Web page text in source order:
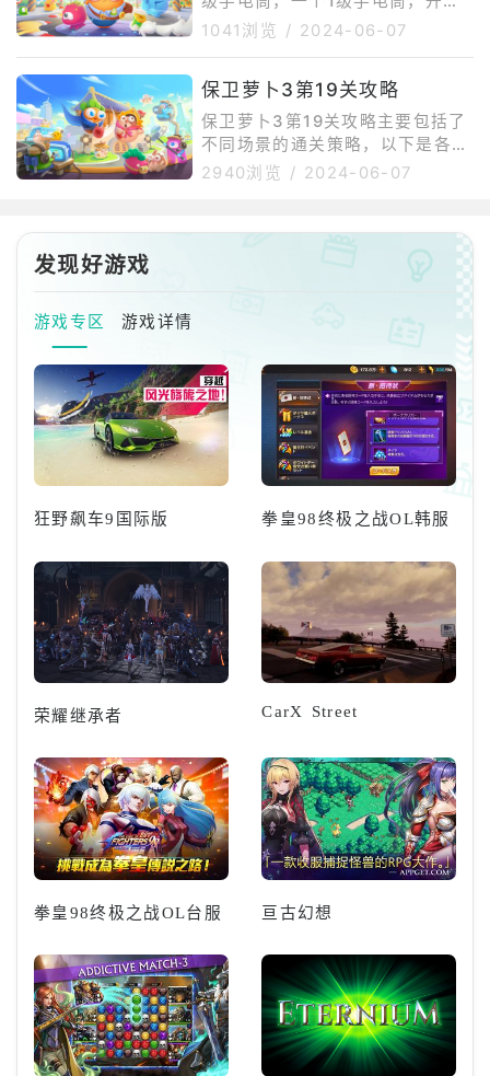
此合理利用蘑菇可以快速积累金
币。蘑菇的攻击速度较慢，但可以
通过密集布置来提高效率。魔法球
和火箭炮的布置：魔法球和火箭炮
是有效的攻击手段，可以迅速清除
障碍物并赚
疯狂的清理的障碍即可。2、前面
清理掉障碍，为炮塔挪位置。主要
还是放章鱼和雪花，让两者配合。
4、最终中间布局的雪花和章鱼。
最后一波全力在外围多放置一些手
电筒。这一关金萝卜相对比较容易
1041浏览 / 2024-06-07
保卫萝卜3第19关攻略
保卫萝卜3第19关攻略主要包括了
不同场景的通关策略，以下是各场
景的详细攻略：游乐场第19关：初
们可以清除地图上的作物。接着，
由右向左建造塔炮，魔法球升级后
可以攻击多个小怪，因此在关键位
置上多建造一些。在间隔的位置上
建造减速装置，以减缓怪物的速
度，帮助更好地防御。最后，清理
完小金库后，基本上可以轻松过
关，拿下金萝卜。集市第19关：初
始阶段，
2940浏览 / 2024-06-07
发现好游戏
游戏专区 游戏详情
狂野飙车9国际版 拳皇98终极之战OL韩服
荣耀继承者 CarX Street
拳皇98终极之战OL台服 亘古幻想